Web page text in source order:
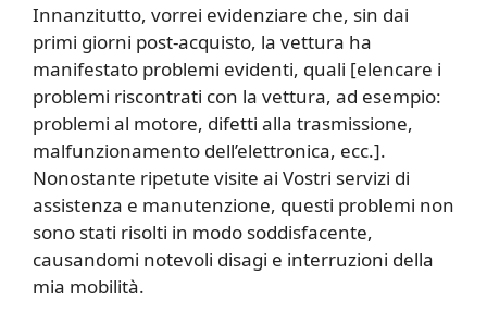
Innanzitutto, vorrei evidenziare che, sin dai
primi giorni post-acquisto, la vettura ha
manifestato problemi evidenti, quali [elencare i
problemi riscontrati con la vettura, ad esempio:
problemi al motore, difetti alla trasmissione,
malfunzionamento dell’elettronica, ecc.].
Nonostante ripetute visite ai Vostri servizi di
assistenza e manutenzione, questi problemi non
sono stati risolti in modo soddisfacente,
causandomi notevoli disagi e interruzioni della
mia mobilità.